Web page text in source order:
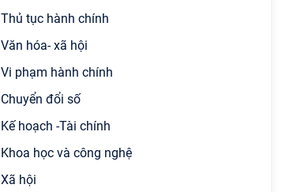
Thủ tục hành chính
Văn hóa- xã hội
Vi phạm hành chính
Chuyển đổi số
Kế hoạch -Tài chính
Khoa học và công nghệ
Xã hội